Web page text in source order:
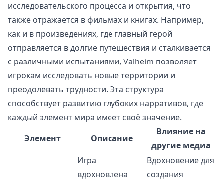
исследовательского процесса и открытия, что
также отражается в фильмах и книгах. Например,
как и в произведениях, где главный герой
отправляется в долгие путешествия и сталкивается
с различными испытаниями, Valheim позволяет
игрокам исследовать новые территории и
преодолевать трудности. Эта структура
способствует развитию глубоких нарративов, где
каждый элемент мира имеет своё значение.
Элемент
Описание
Влияние на
другие медиа
Игра
вдохновлена
Вдохновение для
создания